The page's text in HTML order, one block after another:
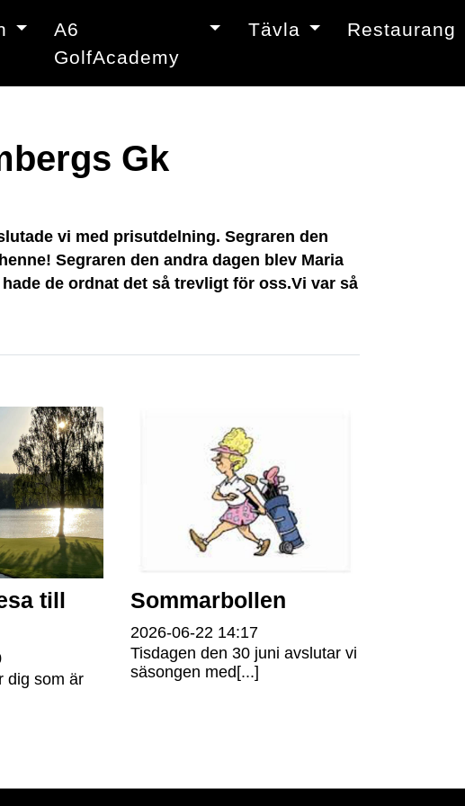
A6
GolfAcademy
Tävla Restaurang
Gk
vi med prisutdelning. Segraren den
Segraren den andra dagen blev Maria
de ordnat det så trevligt för oss.Vi var så
till
dig som är
Sommarbollen
2026-06-22 14:17
Tisdagen den 30 juni avslutar vi
säsongen med[...]